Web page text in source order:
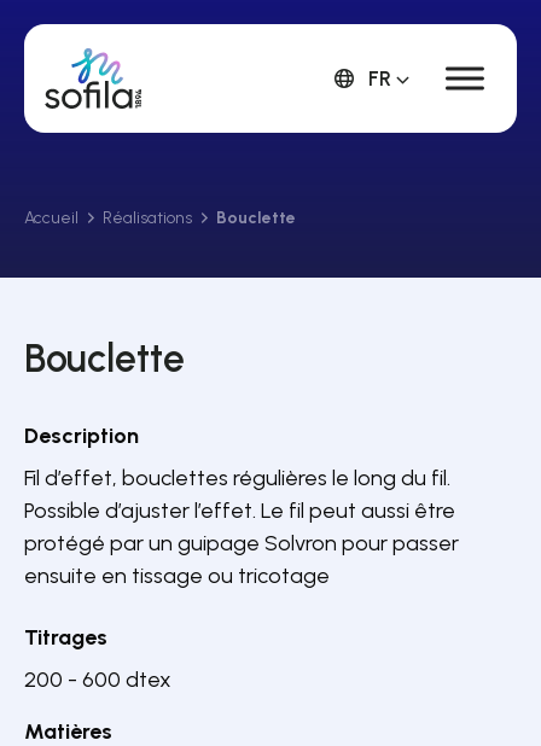
FR
Accueil Réalisations Bouclette
Bouclette
Description
Fil d’effet, bouclettes régulières le long du fil.
Possible d’ajuster l’effet. Le fil peut aussi être
protégé par un guipage Solvron pour passer
ensuite en tissage ou tricotage
Titrages
200 - 600 dtex
Matières